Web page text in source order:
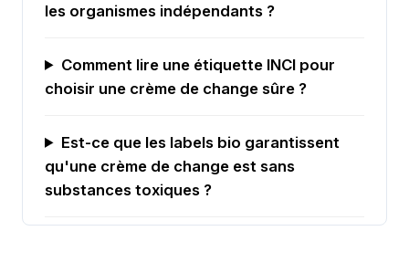
les organismes indépendants ?
Comment lire une étiquette INCI pour
choisir une crème de change sûre ?
Est-ce que les labels bio garantissent
qu'une crème de change est sans
substances toxiques ?